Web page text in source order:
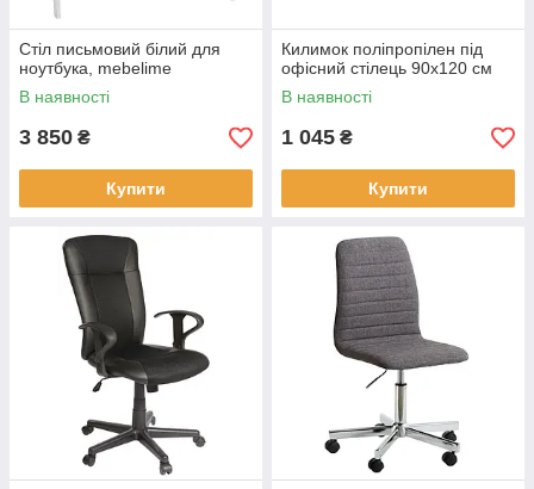
Стіл письмовий білий для
ноутбука, mebelime
В наявності
3 850 ₴
Купити
Килимок поліпропілен під
офісний стілець 90x120 см
В наявності
1 045 ₴
Купити